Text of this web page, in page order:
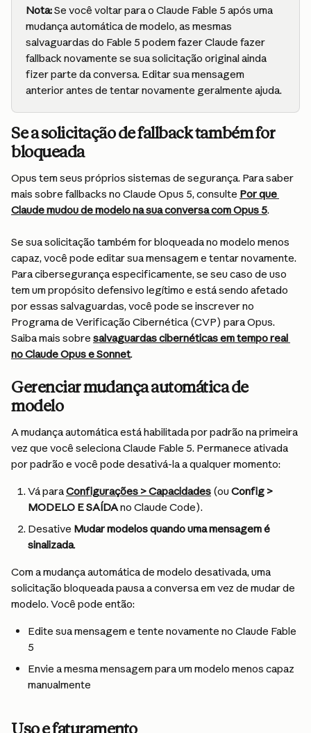
Nota: Se você voltar para o Claude Fable 5 após uma
mudança automática de modelo, as mesmas
salvaguardas do Fable 5 podem fazer Claude fazer
fallback novamente se sua solicitação original ainda
fizer parte da conversa. Editar sua mensagem
anterior antes de tentar novamente geralmente ajuda.
Se a solicitação de fallback também for
bloqueada
Opus tem seus próprios sistemas de segurança. Para saber
mais sobre fallbacks no Claude Opus 5, consulte Por que
Claude mudou de modelo na sua conversa com Opus 5.
Se sua solicitação também for bloqueada no modelo menos
capaz, você pode editar sua mensagem e tentar novamente.
Para cibersegurança especificamente, se seu caso de uso
tem um propósito defensivo legítimo e está sendo afetado
por essas salvaguardas, você pode se inscrever no
Programa de Verificação Cibernética (CVP) para Opus.
Saiba mais sobre salvaguardas cibernéticas em tempo real
no Claude Opus e Sonnet.
Gerenciar mudança automática de
modelo
A mudança automática está habilitada por padrão na primeira
vez que você seleciona Claude Fable 5. Permanece ativada
por padrão e você pode desativá-la a qualquer momento:
Vá para Configurações > Capacidades (ou Config >
MODELO E SAÍDA no Claude Code).
Desative Mudar modelos quando uma mensagem é
sinalizada.
Com a mudança automática de modelo desativada, uma
solicitação bloqueada pausa a conversa em vez de mudar de
modelo. Você pode então:
Edite sua mensagem e tente novamente no Claude Fable
5
Envie a mesma mensagem para um modelo menos capaz
manualmente
Uso e faturamento